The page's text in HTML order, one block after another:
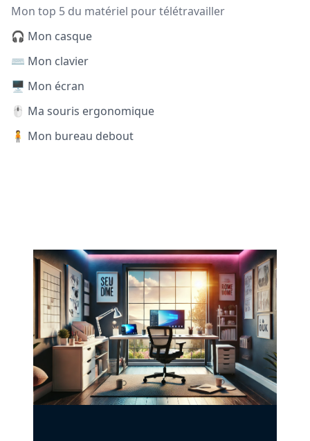
Mon top 5 du matériel pour télétravailler
🎧 Mon casque
⌨️ Mon clavier
🖥️ Mon écran
🖱️ Ma souris ergonomique
🧍 Mon bureau debout